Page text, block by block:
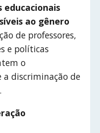
educacionais
ao gênero
de professores,
e políticas
o
discriminação de